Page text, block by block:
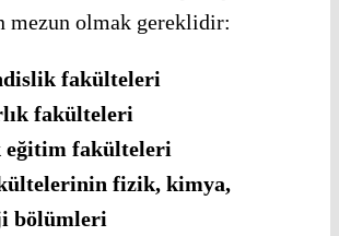
mezun olmak gereklidir:
fakülteleri
fakülteleri
eğitim fakülteleri
fizik, kimya,
bölümleri